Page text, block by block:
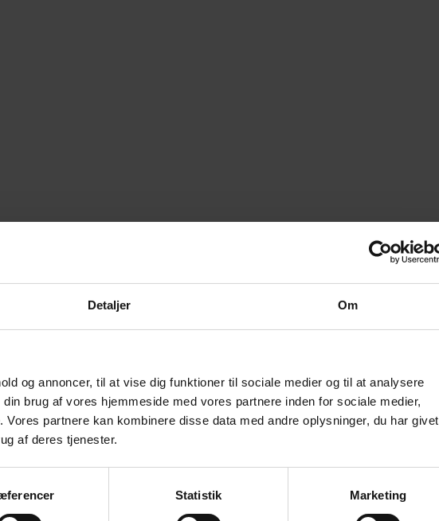
Detaljer Om
og annoncer, til at vise dig funktioner til sociale medier og til at analysere
brug af vores hjemmeside med vores partnere inden for sociale medier,
partnere kan kombinere disse data med andre oplysninger, du har givet
af deres tjenester.
Statistik Marketing